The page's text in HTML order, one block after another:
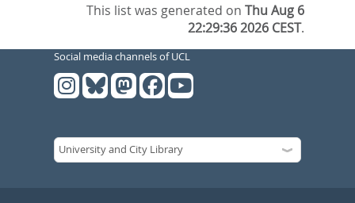
This list was generated onThu Aug 6
22:29:36 2026 CEST.
Social media channels of UCL